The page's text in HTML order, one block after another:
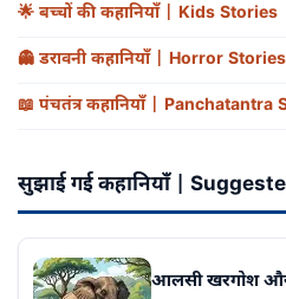
🌟 बच्चों की कहानियाँ | Kids Stories
👻 डरावनी कहानियाँ | Horror Stories
📖 पंचतंत्र कहानियाँ | Panchatantra
सुझाई गई कहानियाँ |
आलसी खरगोश और